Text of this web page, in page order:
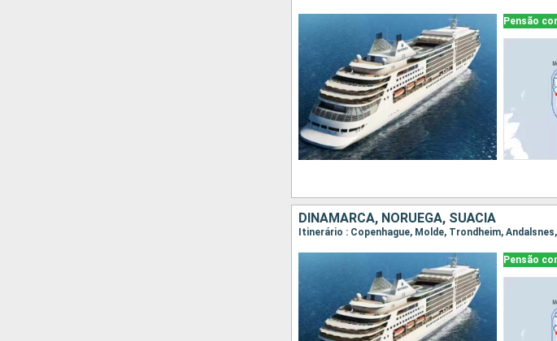
Pensão
DINAMARCA, NORUEGA, SUÃCIA
Itinerário : Copenhague, Molde, Trondheim,
Pensão